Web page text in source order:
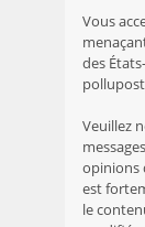
Vous
des
Veuillez
opinions
est
le